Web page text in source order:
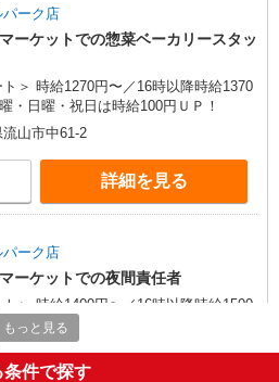
ーク店
ーケットでの惣菜ベーカリースタッ
ト＞ 時給1270円〜／16時以降時給1370
土曜・日曜・祝日は時給100円ＵＰ！
山市中61-2
詳細を見る
ーク店
ーケットでの夜間責任者
ト＞ 時給1400円〜／16時以降時給1500
★土曜・日曜・祝日は時給100円ＵＰ！
山市中61-2
もっと見る
条件で探す